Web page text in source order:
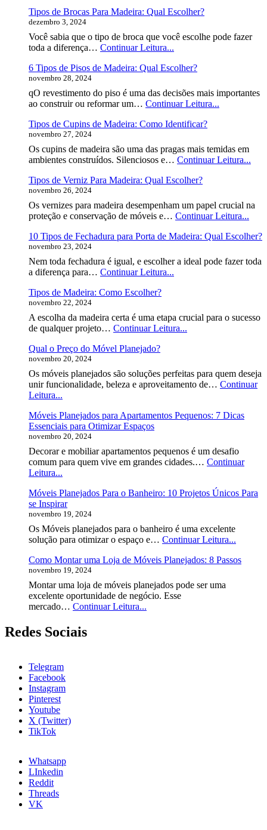
Você
Mesmo:
Como
Começar?
Tipos de Brocas Para Madeira: Qual Escolher?
dezembro 3, 2024
Você sabia que o tipo de broca que você escolhe pode fazer
toda a diferença… Continuar Leitura...
Brocas
Madeira:
Qual
Escolher?
6 Tipos de Pisos de Madeira: Qual Escolher?
novembro 28, 2024
qO revestimento do piso é uma das decisões mais importantes
ao construir ou reformar um… Continuar Leitura...
de
Madeira:
Qual
Tipos de Cupins de Madeira: Como Identificar?
novembro 27, 2024
Os cupins de madeira são uma das pragas mais temidas em
ambientes construídos. Silenciosos e… Continuar Leitura...
Tipos de Verniz Para Madeira: Qual Escolher?
novembro 26, 2024
Os vernizes para madeira desempenham um papel crucial na
proteção e conservação de móveis e… Continuar Leitura...
10 Tipos de Fechadura para Porta de Madeira: Qual Escolher?
novembro 23, 2024
Nem toda fechadura é igual, e escolher a ideal pode fazer toda
a diferença para… Continuar Leitura...
para
Porta
de
Escolher?
Tipos de Madeira: Como Escolher?
novembro 22, 2024
A escolha da madeira certa é uma etapa crucial para o sucesso
de qualquer projeto… Continuar Leitura...
Escolher?
Qual o Preço do Móvel Planejado?
novembro 20, 2024
Os móveis planejados são soluções perfeitas para quem deseja
unir funcionalidade, beleza e aproveitamento de… Continuar
Leitura...
Preço
do
Móvel
Planejado?
Móveis Planejados para Apartamentos Pequenos: 7 Dicas
Essenciais para Otimizar Espaços
novembro 20, 2024
Decorar e mobiliar apartamentos pequenos é um desafio
comum para quem vive em grandes cidades.… Continuar
Leitura...
para
Apartamentos
Pequenos:
7
Dicas
para
Otimizar
Espaços
Móveis Planejados Para o Banheiro: 10 Projetos Únicos Para
se Inspirar
novembro 19, 2024
Os Móveis planejados para o banheiro é uma excelente
solução para otimizar o espaço e… Continuar Leitura...
Para
Como Montar uma Loja de Móveis Planejados: 8 Passos
novembro 19, 2024
Montar uma loja de móveis planejados pode ser uma
excelente oportunidade de negócio. Esse
mercado… Continuar Leitura...
Redes Sociais
Telegram
Facebook
Instagram
Pinterest
Youtube
X (Twitter)
TikTok
Whatsapp
LInkedin
Reddit
Threads
VK